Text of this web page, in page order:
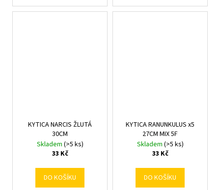
KYTICA NARCIS ŽLUTÁ
30CM
Skladem (>5 ks)
33 Kč
DO KOŠÍKU
KYTICA RANUNKULUS x5
27CM MIX 5F
Skladem (>5 ks)
33 Kč
DO KOŠÍKU